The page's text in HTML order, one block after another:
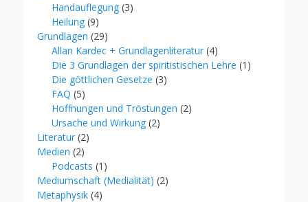
Handauflegung (3)
Heilung (9)
Grundlagen (29)
Allan Kardec + Grundlagenliteratur (4)
Die 3 Grundlagen der spiritistischen Lehre (1)
Die göttlichen Gesetze (3)
FAQ (5)
Hoffnungen und Tröstungen (2)
Ursache und Wirkung (2)
Literatur (2)
Medien (2)
Podcasts (1)
Mediumschaft (Medialität) (2)
Metaphysik (4)